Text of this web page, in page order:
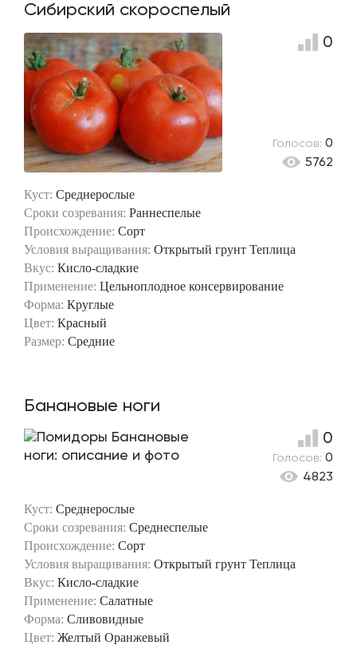
Сибирский скороспелый
Куст: Среднерослые
Сроки созревания: Раннеспелые
Происхождение: Сорт
Условия выращивания: Открытый грунт Теплица
Вкус: Кисло-сладкие
Применение: Цельноплодное консервирование
Форма: Круглые
Цвет: Красный
Размер: Средние
0
Голосов: 0
5762
Банановые ноги
Куст: Среднерослые
Сроки созревания: Среднеспелые
Происхождение: Сорт
Условия выращивания: Открытый грунт Теплица
Вкус: Кисло-сладкие
Применение: Салатные
Форма: Сливовидные
Цвет: Желтый Оранжевый
0
Голосов: 0
4823